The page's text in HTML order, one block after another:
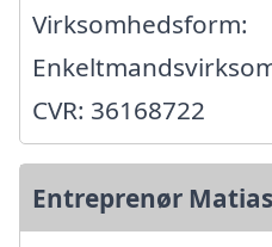
Virksomhedsform:
CVR: 36168722
Entreprenør